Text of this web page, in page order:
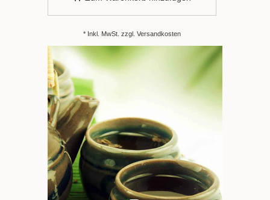
* Inkl. MwSt. zzgl. Versandkosten